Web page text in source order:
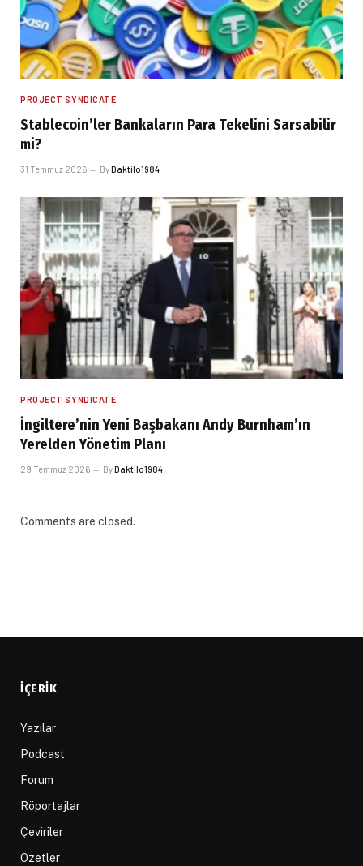
PROJECT SYNDICATE
Stablecoin’ler Bankaların Para Tekelini Sarsabilir
mi?
31 Temmuz 2026 ByDaktilo1984
PROJECT SYNDICATE
İngiltere’nin Yeni Başbakanı Andy Burnham’ın
Yerelden Yönetim Planı
29 Temmuz 2026 ByDaktilo1984
Comments are closed.
İÇERIK
Yazılar
Podcast
Forum
Röportajlar
Çeviriler
Özetler